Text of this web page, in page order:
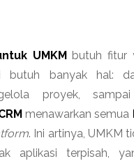
UMKMbutuh fitur
butuh banyak hal:
proyek, sampai
menawarkan semua
. Ini artinya, UMKM
aplikasi terpisah,